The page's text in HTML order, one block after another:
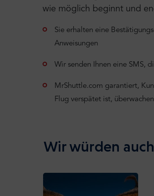
wie möglich beginnt und
Sie erhalten eine
Anweisungen
Wir senden Ihnen eine SMS,
MrShuttle.com garantiert,
Flug verspätet ist,
Wir würden